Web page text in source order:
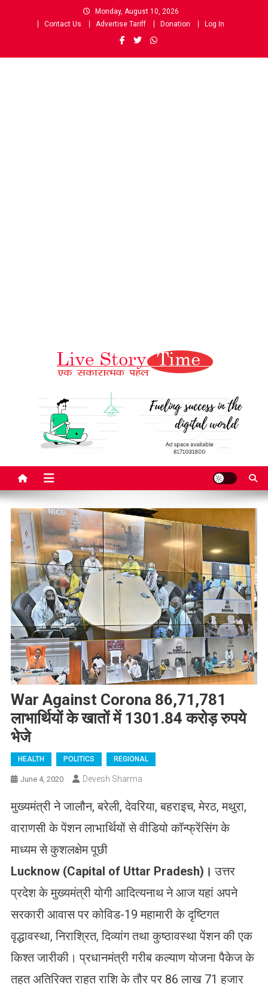
Monday, August 10, 2026
Contact Us
Advertise Tariff Donation Log In
Live Story Time
War Against Corona 86,71,781
लाभार्थियों के खातों में 1301.84 करोड़ रुपये
भेजे
HEALTH POLITICS REGIONAL
June 4, 2020 Devesh Sharma
मुख्यमंत्री ने जालौन, बरेली, देवरिया, बहराइच, मेरठ, मथुरा,
वाराणसी के पेंशन लाभार्थियों से वीडियो कॉन्फ्रेंसिंग के
माध्यम से कुशलक्षेम पूछी
Lucknow (Capital of Uttar Pradesh) । उत्तर
प्रदेश के मुख्यमंत्री योगी आदित्यनाथ ने आज यहां अपने
सरकारी आवास पर कोविड-19 महामारी के दृष्टिगत
वृद्धावस्था, निराश्रित, दिव्यांग तथा कुष्ठावस्था पेंशन की एक
किश्त जारीकी। प्रधानमंत्री गरीब कल्याण योजना पैकेज के
तहत अतिरिक्त राहत राशि के तौर पर 86 लाख 71 हजार